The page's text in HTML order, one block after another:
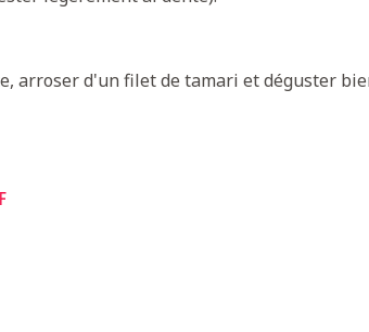
arroser d'un filet de tamari et déguster